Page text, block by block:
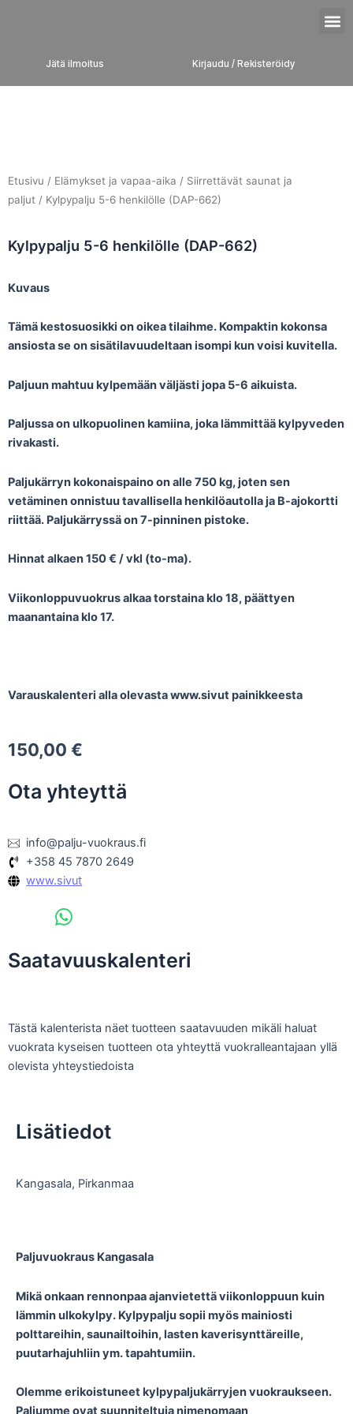
Jätä ilmoitus Kirjaudu / Rekisteröidy
Etusivu / Elämykset ja vapaa-aika / Siirrettävät saunat ja
paljut / Kylpypalju 5-6 henkilölle (DAP-662)
Kylpypalju 5-6 henkilölle (DAP-662)
Kuvaus
Tämä kestosuosikki on oikea tilaihme. Kompaktin kokonsa
ansiosta se on sisätilavuudeltaan isompi kun voisi kuvitella.
Paljuun mahtuu kylpemään väljästi jopa 5-6 aikuista.
Paljussa on ulkopuolinen kamiina, joka lämmittää kylpyveden
rivakasti.
Paljukärryn kokonaispaino on alle 750 kg, joten sen
vetäminen onnistuu tavallisella henkilöautolla ja B-ajokortti
riittää. Paljukärryssä on 7-pinninen pistoke.
Hinnat alkaen 150 € / vkl (to-ma).
Viikonloppuvuokrus alkaa torstaina klo 18, päättyen
maanantaina klo 17.
Varauskalenteri alla olevasta www.sivut painikkeesta
150,00 €
Ota yhteyttä
info@palju-vuokraus.fi
+358 45 7870 2649
www.sivut
Saatavuuskalenteri
Tästä kalenterista näet tuotteen saatavuuden mikäli haluat
vuokrata kyseisen tuotteen ota yhteyttä vuokralleantajaan yllä
olevista yhteystiedoista
Lisätiedot
Kangasala, Pirkanmaa
Paljuvuokraus Kangasala
Mikä onkaan rennonpaa ajanvietettä viikonloppuun kuin
lämmin ulkokylpy. Kylpypalju sopii myös mainiosti
polttareihin, saunailtoihin, lasten kaverisynttäreille,
puutarhajuhliin ym. tapahtumiin.
Olemme erikoistuneet kylpypaljukärryjen vuokraukseen.
Paljumme ovat suunniteltuja nimenomaan